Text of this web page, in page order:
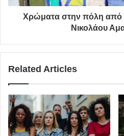
Χρώματα στην πόλη από
Νικολάου
Related Articles